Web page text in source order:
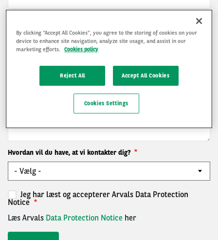
Hvordan vil du have, at vi kontakter dig?
Jeg har læst og accepterer Arvals Data Protection
Notice
Læs Arvals Data Protection Notice her
By clicking “Accept All Cookies”, you agree to the storing of cookies on your
device to enhance site navigation, analyze site usage, and assist in our
marketing efforts.
Cookies policy
Reject All Accept All Cookies
Cookies Settings